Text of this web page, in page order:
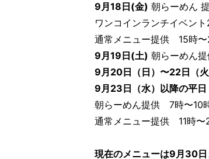
9月18日(金) 朝らーめん
ワンコインランチイベン
通常メニュー提供 15時
9月19日(土) 朝らーめん
9月20日（日）〜22日（火
9月23日（水）以降の平日
朝らーめん提供 7時〜10
通常メニュー提供 11時
現在のメニューは9月30日